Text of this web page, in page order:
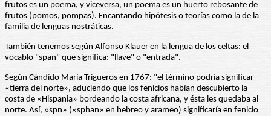
frutos es un poema, y viceversa, un poema es un huerto rebosante de
frutos (pomos, pompas). Encantando hipótesis o teorías como la de la
familia de lenguas nostráticas.
También tenemos según Alfonso Klauer en la lengua de los celtas: el
vocablo "span" que significa: "llave" o "entrada".
Según Cándido María Trigueros en 1767: "el término podría significar
«tierra del norte», aduciendo que los fenicios habían descubierto la
costa de «Hispania» bordeando la costa africana, y ésta les quedaba al
norte. Así, «spn» («sphan» en hebreo y arameo) significaría en fenicio